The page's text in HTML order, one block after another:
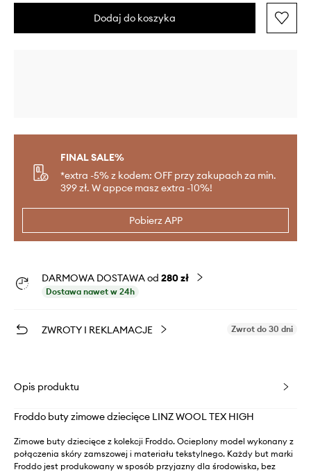
Dodaj do koszyka
FINAL SALE%
*extra -5% z kodem: OFF przy zakupach za min.
399 zł. W appce masz extra -10%!
Pobierz APP
DARMOWA DOSTAWA od 280 zł
Dostawa nawet w 24h
ZWROTY I REKLAMACJE Zwrot do 30 dni
Opis produktu
Froddo buty zimowe dziecięce LINZ WOOL TEX HIGH
Zimowe buty dziecięce z kolekcji Froddo. Ocieplony model wykonany z
połączenia skóry zamszowej i materiału tekstylnego. Każdy but marki
Froddo jest produkowany w sposób przyjazny dla środowiska, bez